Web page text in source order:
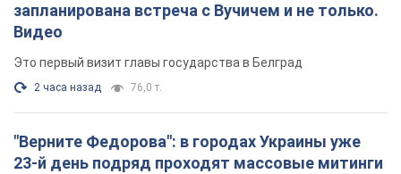
запланирована встреча с Вучичем и не только.
Видео
Это первый визит главы государства в Белград
2 часа назад 76,0 т.
"Верните Федорова": в городах Украины уже
23-й день подряд проходят массовые митинги